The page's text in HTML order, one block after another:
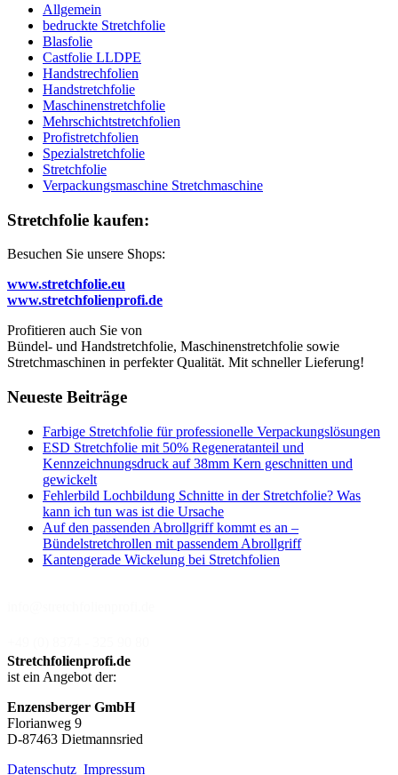
Allgemein
bedruckte Stretchfolie
Blasfolie
Castfolie LLDPE
Handstrechfolien
Handstretchfolie
Maschinenstretchfolie
Mehrschichtstretchfolien
Profistretchfolien
Spezialstretchfolie
Stretchfolie
Verpackungsmaschine Stretchmaschine
Stretchfolie kaufen:
Besuchen Sie unsere Shops:
www.stretchfolie.eu
www.stretchfolienprofi.de
Profitieren auch Sie von
Bündel- und Handstretchfolie, Maschinenstretchfolie sowie
Stretchmaschinen in perfekter Qualität. Mit schneller Lieferung!
Neueste Beiträge
Farbige Stretchfolie für professionelle Verpackungslösungen
ESD Stretchfolie mit 50% Regeneratanteil und
Kennzeichnungsdruck auf 38mm Kern geschnitten und
gewickelt
Fehlerbild Lochbildung Schnitte in der Stretchfolie? Was
kann ich tun was ist die Ursache
Auf den passenden Abrollgriff kommt es an –
Bündelstretchrollen mit passendem Abrollgriff
Kantengerade Wickelung bei Stretchfolien
Stretchfolienprofi.de
ist ein Angebot der:
Enzensberger GmbH
Florianweg 9
D-87463 Dietmannsried
Datenschutz Impressum